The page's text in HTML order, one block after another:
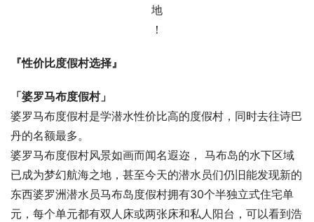
『性价比度假村选择』
「婆罗马布度假村」
婆罗马布度假村是学潜水性价比高的度假村，同时去往诗巴
丹的名额最多。
婆罗马布度假村风景如画而闻名遐迩， 马布岛的水下区域
已成为梦幻航海之地，甚至今天的潜水员们仍旧能发现新的
东西婆罗洲潜水员马布岛度假村拥有30个半独立式住宅单
元，每个单元都有双人床或两张床和私人阳台，可以看到浩